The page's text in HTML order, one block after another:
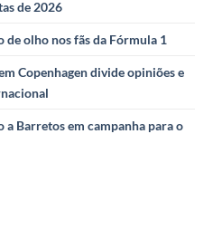
de 2026
de olho nos fãs da Fórmula 1
Copenhagen divide opiniões e
a Barretos em campanha para o